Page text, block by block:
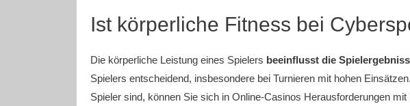
Ist körperliche Fitness bei
Die körperliche Leistung eines Spielers beeinflusst die
Spielers entscheidend, insbesondere bei Turnieren mit hohen
Spieler sind, können Sie sich in Online-Casinos Herausforderungen